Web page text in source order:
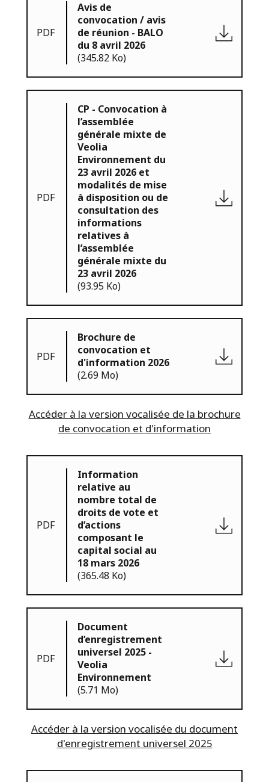
PDF
Avis de
convocation / avis
de réunion - BALO
du 8 avril 2026
(345.82 Ko)
PDF
CP - Convocation à
l’assemblée
générale mixte de
Veolia
Environnement du
23 avril 2026 et
modalités de mise
à disposition ou de
consultation des
informations
relatives à
l’assemblée
générale mixte du
23 avril 2026
(93.95 Ko)
PDF
Brochure de
convocation et
d'information 2026
(2.69 Mo)
Accéder à la version vocalisée de la brochure
de convocation et d'information
PDF
Information
relative au
nombre total de
droits de vote et
d’actions
composant le
capital social au
18 mars 2026
(365.48 Ko)
PDF
Document
d’enregistrement
universel 2025 -
Veolia
Environnement
(5.71 Mo)
Accéder à la version vocalisée du document
d'enregistrement universel 2025